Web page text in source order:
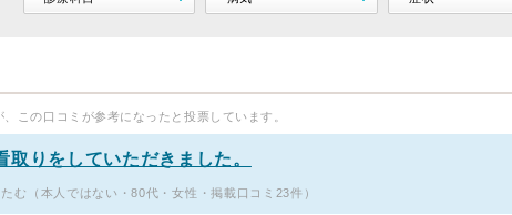
、この口コミが参考になったと投票しています。
取りをしていただきました。
たむ（本人ではない・80代・女性・掲載口コミ23件）